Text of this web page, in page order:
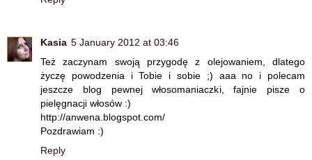
Kasia 5 January 2012 at 03:46
Też zaczynam swoją przygodę z olejowaniem, dlatego
życzę powodzenia i Tobie i sobie ;) aaa no i polecam
jeszcze blog pewnej włosomaniaczki, fajnie pisze o
pielęgnacji włosów :)
http://anwena.blogspot.com/
Pozdrawiam :)
Reply